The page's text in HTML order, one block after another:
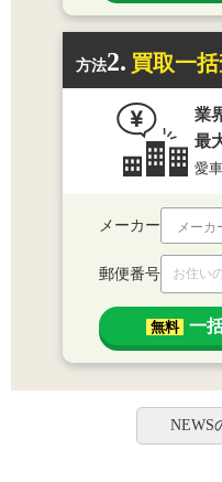
方法2. 買取一
業
最
愛
メーカー
郵便番号
無料 一
NEWS